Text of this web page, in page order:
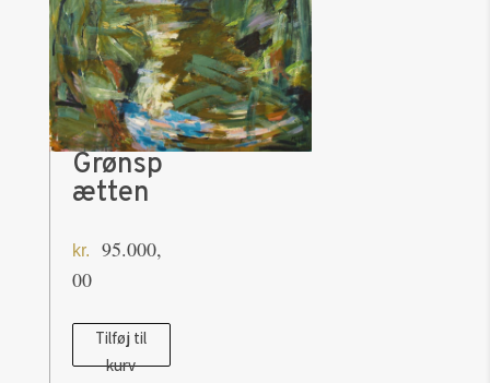
Grønsp
ætten
kr.
95.000,
00
Grønspætten
antal
Tilføj til
kurv